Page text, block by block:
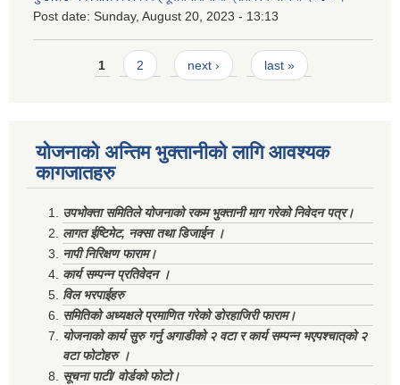
Post date: Sunday, August 20, 2023 - 13:13
Pages1 2 next › last »
योजनाको अन्तिम भुक्तानीको लागि आवश्यक
कागजातहरु
उपभोक्ता समितिले योजनाको रकम भुक्तानी माग गरेको निवेदन पत्र।
लागत ईष्टिमेट, नक्सा तथा डिजाईन ।
नापी निरिक्षण फाराम।
कार्य सम्पन्न प्रतिवेदन ।
विल भरपाईहरु
समितिको अध्यक्षले प्रमाणित गरेको डोरहाजिरी फाराम।
योजनाको कार्य सुरु गर्नु अगाडीको २ वटा र कार्य सम्पन्न भएपश्चात्‌को २
वटा फोटोहरु ।
सूचना पाटी/ वोर्डको फोटो।